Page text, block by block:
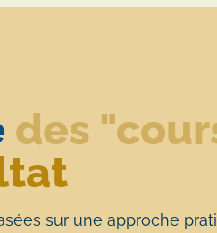
des
sur une approche